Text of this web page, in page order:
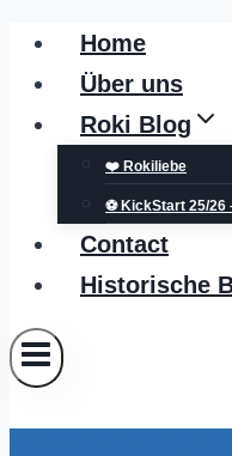
Zum
Inhalt
springen
Home
Über uns
Roki Blog
❤️ Rokiliebe
⚽ KickStart 25/
Contact
Historische